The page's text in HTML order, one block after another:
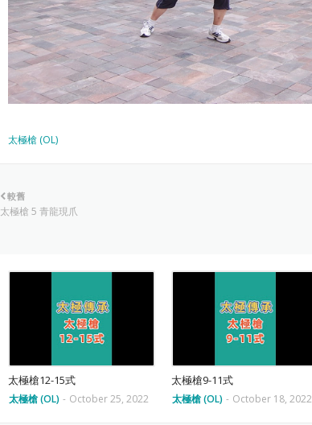
太極槍 (OL)
較舊
太極槍 5 青龍現爪
太極槍12-15式
太極槍 (OL) - October 25, 2022
太極槍9-11式
太極槍 (OL) - October 18, 2022